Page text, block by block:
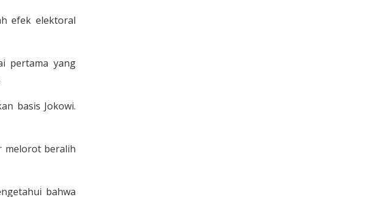
efek elektoral
pertama yang
basis Jokowi.
melorot beralih
bahwa